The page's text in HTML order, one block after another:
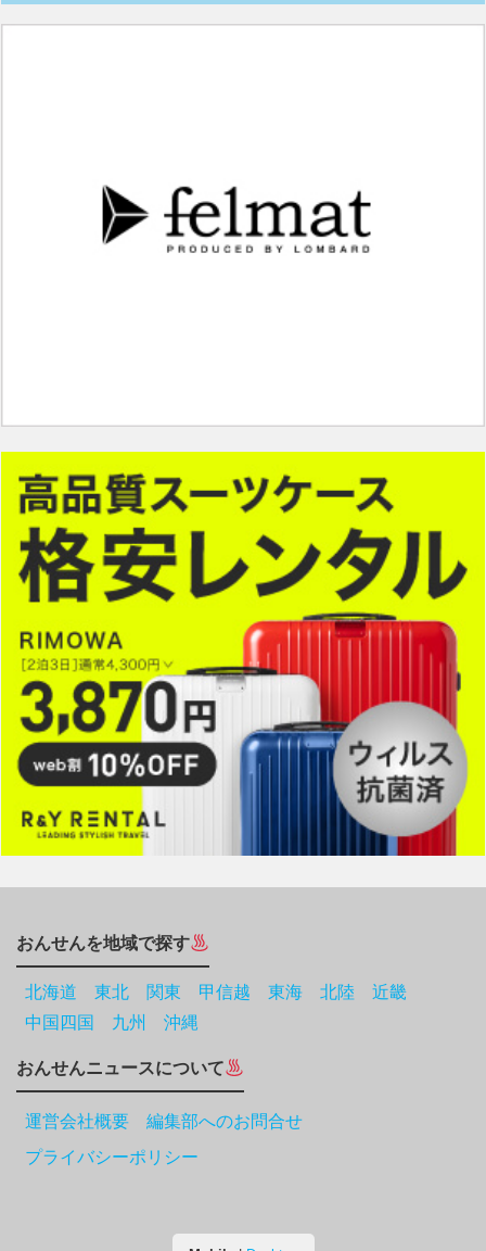
おんせんを地域で探す
北海道 東北 関東 甲信越 東海 北陸
近畿
中国四国
九州 沖縄
おんせんニュースについて
運営会社概要 編集部へのお問合せ
プライバシーポリシー